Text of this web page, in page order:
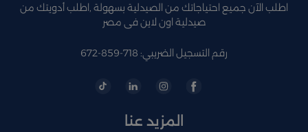
اطلب الآن جميع احتياجاتك من الصيدلية بسهولة ,اطلب أدويتك من
صيدلية اون لاين فى مصر
رقم التسجيل الضريبي: 718-859-672
المزيد عنا